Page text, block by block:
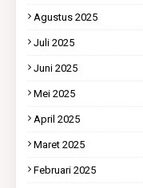
Agustus 2025
Juli 2025
Juni 2025
Mei 2025
April 2025
Maret 2025
Februari 2025